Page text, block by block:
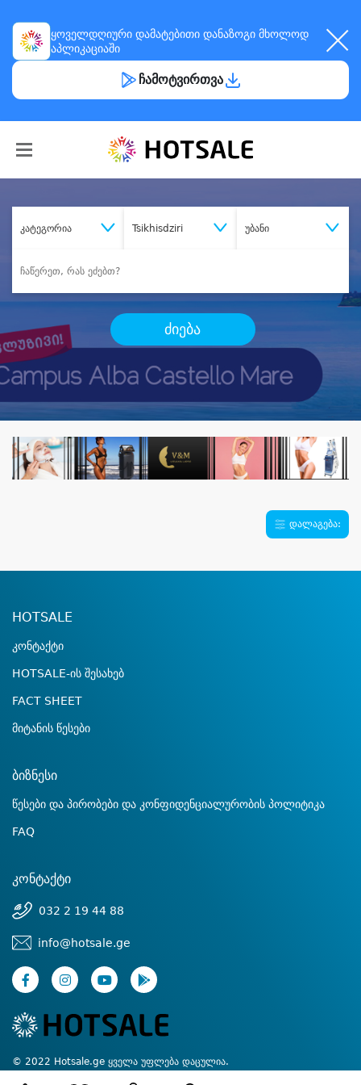
ყოველდღიური დამატებითი დანაზოგი მხოლოდ
აპლიკაციაში
ჩამოტვირთვა
კატეგორია Tsikhisdziri უბანი
ძიება
დალაგება:
HOTSALE
კონტაქტი
HOTSALE-ის შესახებ
FACT SHEET
მიტანის წესები
ბიზნესი
წესები და პირობები და კონფიდენციალურობის პოლიტიკა
FAQ
კონტაქტი
032 2 19 44 88
info@hotsale.ge
© 2022 Hotsale.ge ყველა უფლება დაცულია.